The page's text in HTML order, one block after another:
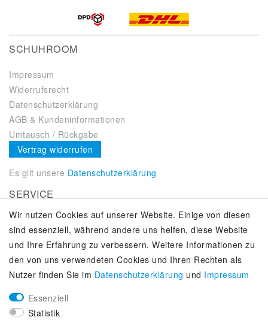
SCHUHROOM
Impressum
Widerrufsrecht
Datenschutzerklärung
AGB & Kundeninformationen
Umtausch / Rückgabe
Vertrag widerrufen
Es gilt unsere Datenschutzerklärung
SERVICE
Kontakt
Zahlung & Versand
Über uns
Selbstabholung
Adiletten online kaufen
KUNDENSERVICE
Wir nutzen Cookies auf unserer Website. Einige von diesen
sind essenziell, während andere uns helfen, diese Website
und Ihre Erfahrung zu verbessern. Weitere Informationen zu
den von uns verwendeten Cookies und Ihren Rechten als
Nutzer finden Sie im Daten­schutz­erklärung und Impressum
Essenziell
Statistik